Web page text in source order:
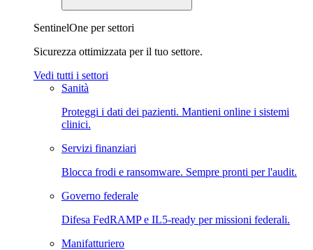
SentinelOne per settori
Sicurezza ottimizzata per il tuo settore.
Vedi tutti i settori
Sanità
Proteggi i dati dei pazienti. Mantieni online i sistemi
clinici.
Servizi finanziari
Blocca frodi e ransomware. Sempre pronti per l'audit.
Governo federale
Difesa FedRAMP e IL5-ready per missioni federali.
Manifatturiero